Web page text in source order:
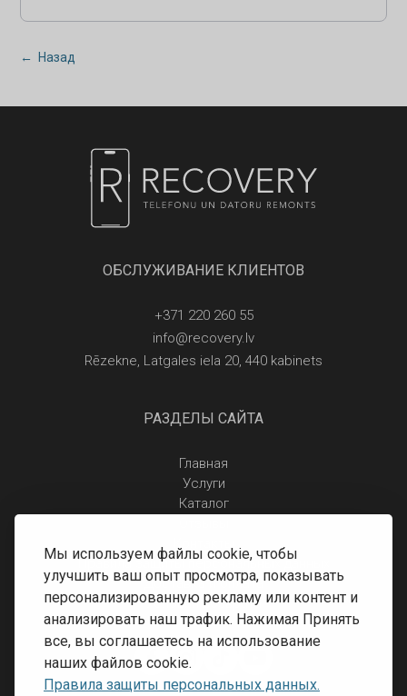
Мы используем файлы cookie, чтобы
улучшить ваш опыт просмотра, показывать
персонализированную рекламу или контент и
анализировать наш трафик. Нажимая Принять
все, вы соглашаетесь на использование
наших файлов cookie.
Правила защиты персональных данных.
← Назад
ОБСЛУЖИВАНИЕ КЛИЕНТОВ
+371 220 260 55
info@recovery.lv
Rēzekne, Latgales iela 20, 440 kabinets
РАЗДЕЛЫ САЙТА
Главная
Услуги
Каталог
Правила защиты персональных данных
Доставка и оплата
Условия возврата